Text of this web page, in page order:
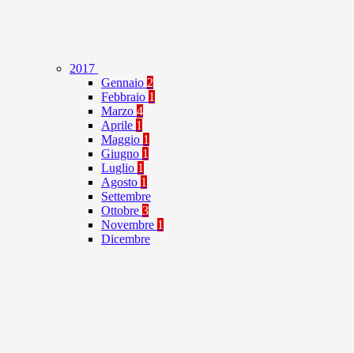
2017
Gennaio 2
Febbraio 1
Marzo 4
Aprile 1
Maggio 1
Giugno 1
Luglio 1
Agosto 1
Settembre
Ottobre 3
Novembre 1
Dicembre